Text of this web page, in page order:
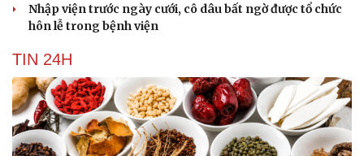
Nhập viện trước ngày cưới, cô dâu bất ngờ được tổ chức
hôn lễ trong bệnh viện
TIN 24H